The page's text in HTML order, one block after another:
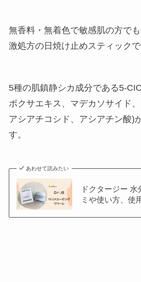
無香料・無着色で敏感肌の方で
激処方の日焼け止めスティックで
5種の肌鎮静シカ成分である5-
ボクサエキス、マデカソサイド、
アシアチコシド、アシアチン酸)
す。
あわせて読みたい
ドクタージー 水
ミや使い方、使